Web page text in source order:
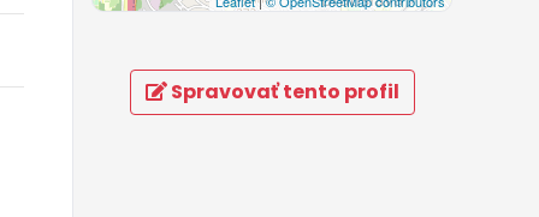
Spravovať tento profil